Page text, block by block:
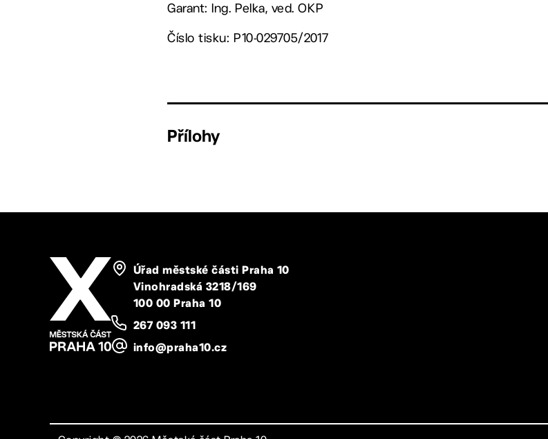
Garant: Ing. Pelka, ved. OKP
Číslo tisku: P10-029705/2017
Přílohy
Úřad městské části Praha 10
Vinohradská 3218/169
100 00 Praha 10
267 093 111
info@praha10.cz